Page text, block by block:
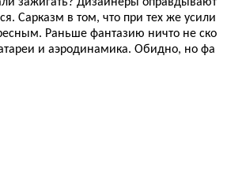
зажигать? Дизайнеры оправдывают
Сарказм в том, что при тех же усили
Раньше фантазию ничто не ско
и аэродинамика. Обидно, но фа